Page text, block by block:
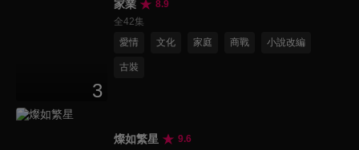
3
家業
8.9
全42集
愛情
文化 家庭 商戰 小說改編
古裝
燦如繁星
9.6